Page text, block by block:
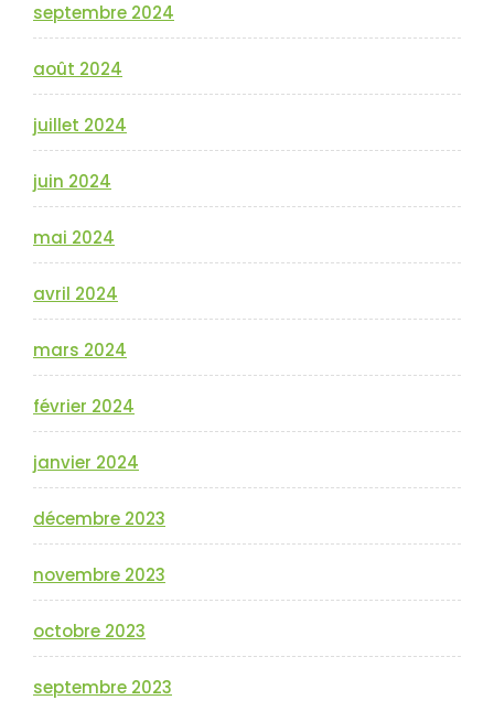
septembre 2024
août 2024
juillet 2024
juin 2024
mai 2024
avril 2024
mars 2024
février 2024
janvier 2024
décembre 2023
novembre 2023
octobre 2023
septembre 2023